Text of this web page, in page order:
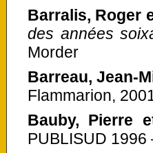
Barralis, Roger
des années
Morder
Barreau, Jean-
Flammarion,
Bauby, Pierre
PUBLISUD 1996